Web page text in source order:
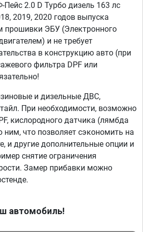
2.0 D Турбо дизель 163 лс
2019, 2020 годов выпуска
прошивки ЭБУ (Электронного
и не требует
в конструкцию авто (при
фильтра DPF или
и дизельные ДВС,
При необходимости, возможно
кислородного датчика (лямбда
ним, что позволяет сэкономить на
и другие дополнительные опции и
снятие ограничения
Замер прибавки можно
автомобиль!